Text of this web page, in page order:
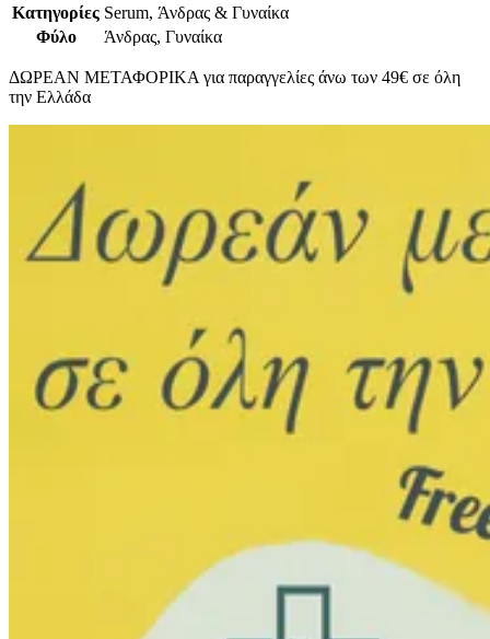
Κατηγορίες Serum, Άνδρας & Γυναίκα
Φύλο
Άνδρας, Γυναίκα
ΔΩΡΕΑΝ ΜΕΤΑΦΟΡΙΚΑ για παραγγελίες άνω των 49€ σε όλη
την Ελλάδα